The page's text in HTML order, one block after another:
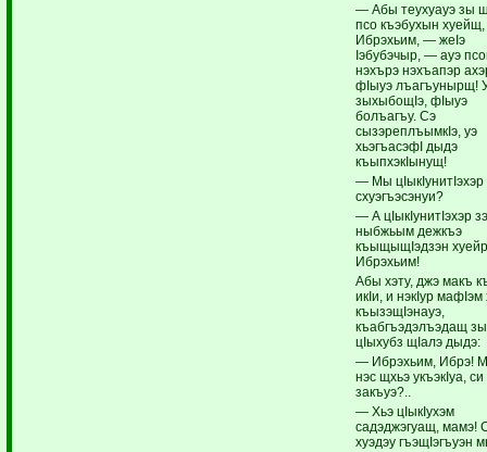
— Абы теухуауэ зы
псо къэбухын хуейщ,
Ибрэхьим, — жеIэ
Iэбубэчыр, — ауэ
нэхърэ нэхъапэр
фIыуэ лъагъунырщ!
зыхыбощIэ, фIыуэ
болъагъу. Сэ
сызэреплъымкIэ, уэ
хьэгъасэфI дыдэ
къыпхэкIынущ!
— Мы цIыкIунитIэхэр
схуэгъэсэнуи?
— А цIыкIунитIэхэр
ныбжьым дежкъэ
къыщыщIэдзэн
Ибрэхьим!
Абы хэту, джэ макъ
икIи, и нэкIур мафIэм
къызэщIэнауэ,
къабгъэдэлъэдащ зы
цIыхубз щIалэ дыдэ:
— Ибрэхьим, Ибрэ!
нэс щхьэ укъэкIуа, си
закъуэ?..
— Хьэ цIыкIухэм
садэджэгуащ, мамэ!
хуэдэу гъэщIэгъуэн